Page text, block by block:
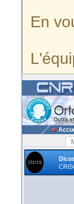
En